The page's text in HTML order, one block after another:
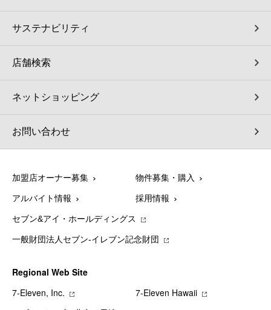
サステナビリティ
店舗検索
ネットショッピング
お問い合わせ
加盟店オーナー募集 物件募集・購入
アルバイト情報 採用情報
セブン&アイ・ホールディングス
一般財団法人セブン-イレブン記念財団
Regional Web Site
7‐Eleven, Inc.
7‐Eleven Hawaii